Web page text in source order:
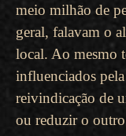
meio milhão de
geral, falavam o
local. Ao mesmo
influenciados
reivindicação de
ou reduzir o